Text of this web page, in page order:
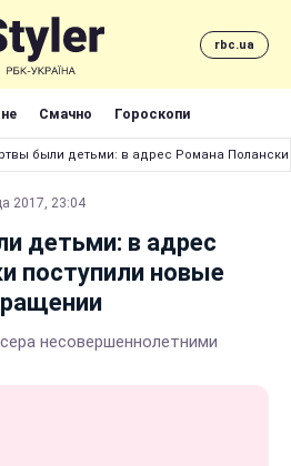
rbc.ua
Смачно Гороскопи
были детьми: в адрес Романа
2017, 23:04
детьми: в адрес
поступили новые
несовершеннолетними